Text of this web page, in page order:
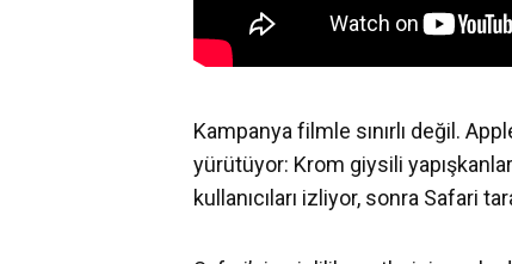
Kampanya filmle sınırlı değil.
yürütüyor: Krom giysili
kullanıcıları izliyor, sonra Safari